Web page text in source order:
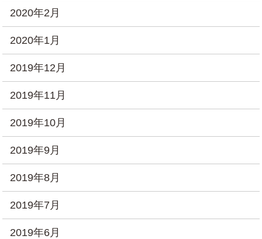
2020年2月
2020年1月
2019年12月
2019年11月
2019年10月
2019年9月
2019年8月
2019年7月
2019年6月